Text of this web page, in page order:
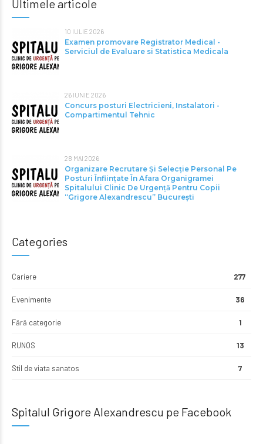
Ultimele articole
10 IULIE 2026
Examen promovare Registrator Medical -
Serviciul de Evaluare si Statistica Medicala
26 IUNIE 2026
Concurs posturi Electricieni, Instalatori -
Compartimentul Tehnic
28 MAI 2026
Organizare Recrutare Și Selecție Personal Pe
Posturi Înființate În Afara Organigramei
Spitalului Clinic De Urgență Pentru Copii
“Grigore Alexandrescu” Bucureşti
Categories
Cariere 277
Evenimente 36
Fără categorie 1
RUNOS 13
Stil de viata sanatos 7
Spitalul Grigore Alexandrescu pe Facebook